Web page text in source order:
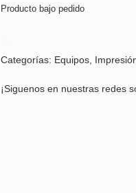
Producto bajo pedido
Categorías: Equipos
¡Siguenos en nuestras redes